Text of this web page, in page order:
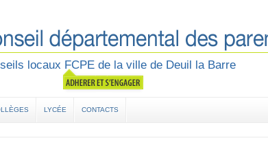
locaux FCPE de la ville de Deuil la Barre
LYCÉE CONTACTS